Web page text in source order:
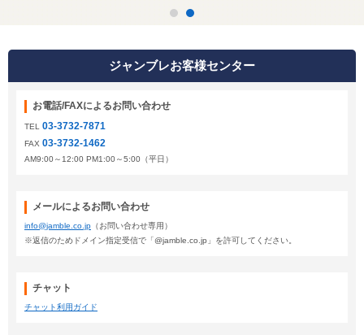
ジャンブレお客様センター
お電話/FAXによるお問い合わせ
TEL 03-3732-7871
FAX 03-3732-1462
AM9:00～12:00 PM1:00～5:00（平日）
メールによるお問い合わせ
info@jamble.co.jp （お問い合わせ専用）
※返信のためドメイン指定受信で「@jamble.co.jp」を許可してください。
チャット
チャット利用ガイド